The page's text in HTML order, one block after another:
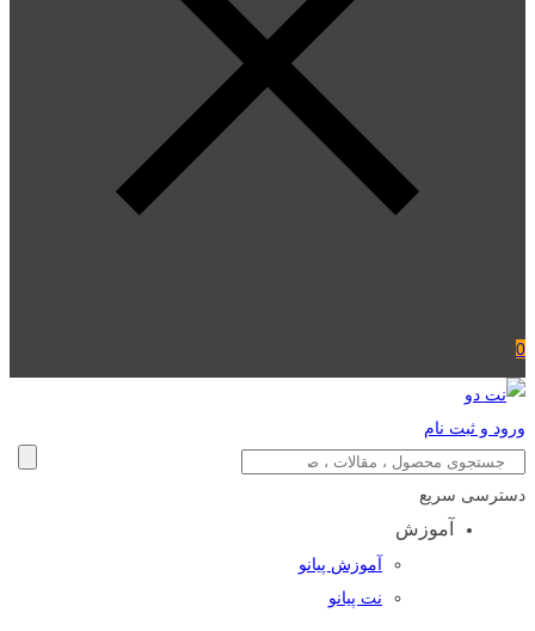
0
ورود و ثبت نام
دسترسی سریع
آموزش
آموزش پیانو
نت پیانو